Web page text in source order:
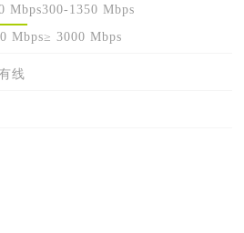
Mbps300-1350 Mbps
Mbps≥ 3000 Mbps
线